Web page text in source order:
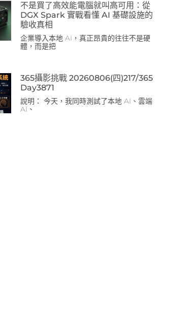
不是買了高效能電腦就叫高可用：從
DGX Spark 實戰看懂 AI 基礎設施的
驗收真相
企業導入本地 AI，真正昂貴的往往不是硬
體，而是把
365攝影挑戰 20260806(四)217/365
Day3871
說明： 今天，我同時測試了本地 AI、雲端
AI、